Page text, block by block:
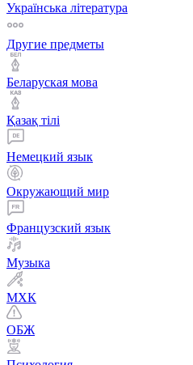
Українська література
Другие предметы
Беларуская мова
Қазақ тiлi
Немецкий язык
Окружающий мир
Французский язык
Музыка
МХК
ОБЖ